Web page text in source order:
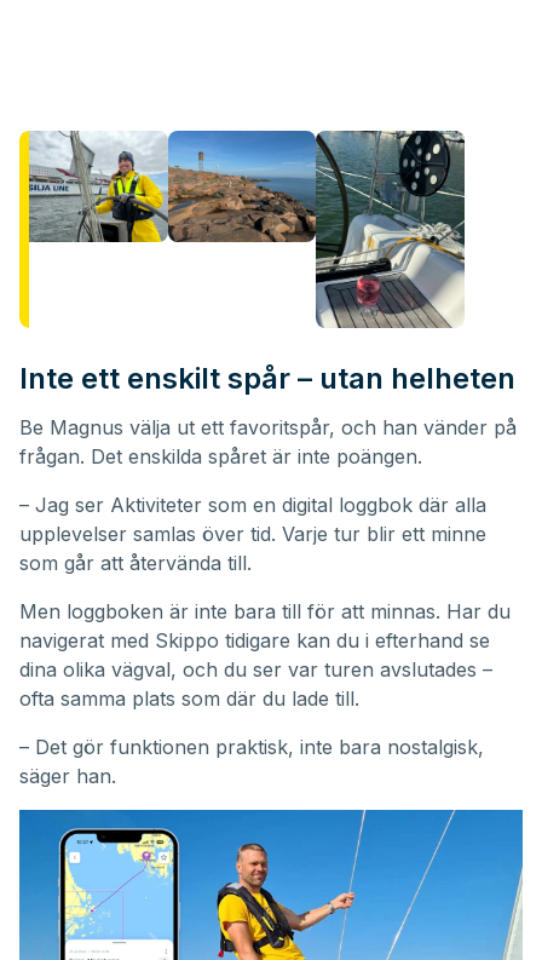
Inte ett enskilt spår – utan helheten
Be Magnus välja ut ett favoritspår, och han vänder på
frågan. Det enskilda spåret är inte poängen.
– Jag ser Aktiviteter som en digital loggbok där alla
upplevelser samlas över tid. Varje tur blir ett minne
som går att återvända till.
Men loggboken är inte bara till för att minnas. Har du
navigerat med Skippo tidigare kan du i efterhand se
dina olika vägval, och du ser var turen avslutades –
ofta samma plats som där du lade till.
– Det gör funktionen praktisk, inte bara nostalgisk,
säger han.